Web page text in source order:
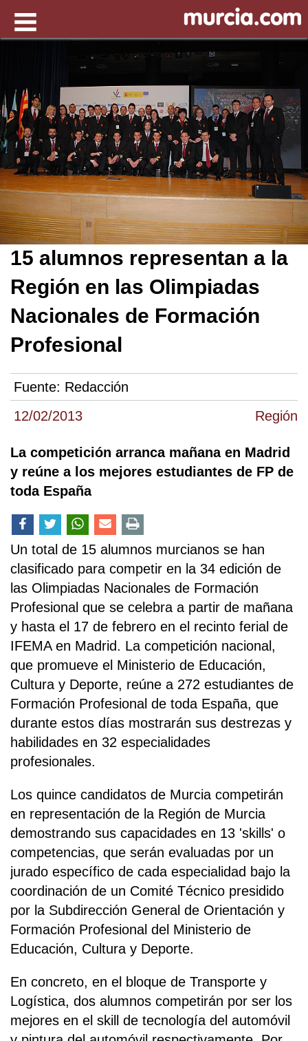
12/02/2013 Región
15 alumnos representan a la
Región en las Olimpiadas
Nacionales de Formación
Profesional
Fuente: Redacción
La competición arranca mañana en Madrid
y reúne a los mejores estudiantes de FP de
toda España
Un total de 15 alumnos murcianos se han
clasificado para competir en la 34 edición de
las Olimpiadas Nacionales de Formación
Profesional que se celebra a partir de mañana
y hasta el 17 de febrero en el recinto ferial de
IFEMA en Madrid. La competición nacional,
que promueve el Ministerio de Educación,
Cultura y Deporte, reúne a 272 estudiantes de
Formación Profesional de toda España, que
durante estos días mostrarán sus destrezas y
habilidades en 32 especialidades
profesionales.
Los quince candidatos de Murcia competirán
en representación de la Región de Murcia
demostrando sus capacidades en 13 'skills' o
competencias, que serán evaluadas por un
jurado específico de cada especialidad bajo la
coordinación de un Comité Técnico presidido
por la Subdirección General de Orientación y
Formación Profesional del Ministerio de
Educación, Cultura y Deporte.
En concreto, en el bloque de Transporte y
Logística, dos alumnos competirán por ser los
mejores en el skill de tecnología del automóvil